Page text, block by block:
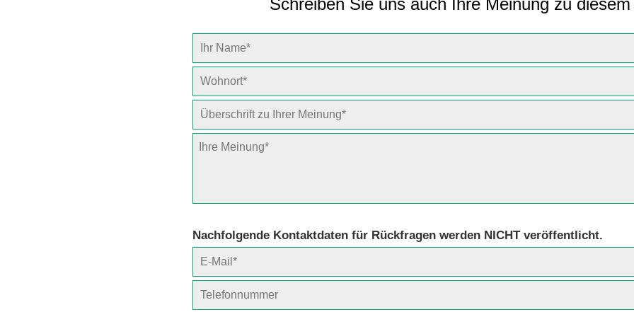
Schreiben Sie uns auch Ihre Meinung zu
Nachfolgende Kontaktdaten für Rückfragen werden NICHT veröffentlicht.